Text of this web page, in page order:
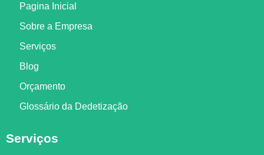
Pagina Inicial
Sobre a Empresa
Serviços
Blog
Orçamento
Glossário da Dedetização
Serviços